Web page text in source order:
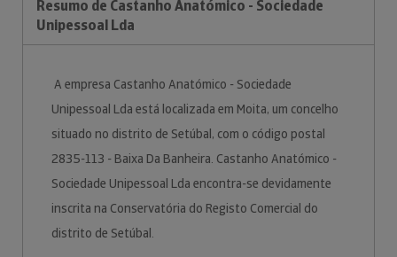
Resumo de Castanho Anatómico - Sociedade
Unipessoal Lda
A empresa Castanho Anatómico - Sociedade
Unipessoal Lda está localizada em Moita, um concelho
situado no distrito de Setúbal, com o código postal
2835-113 - Baixa Da Banheira. Castanho Anatómico -
Sociedade Unipessoal Lda encontra-se devidamente
inscrita na Conservatória do Registo Comercial do
distrito de Setúbal.